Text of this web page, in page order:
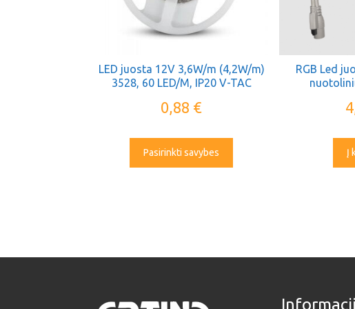
LED juosta 12V 3,6W/m (4,2W/m)
3528, 60 LED/M, IP20 V-TAC
0,88 €
Pasirinkti savybes
RGB Led
Į